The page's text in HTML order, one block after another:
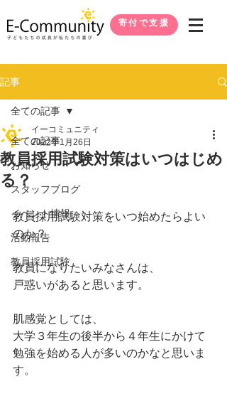
寄付で支援
記事
全ての記事
お知らせ
スタッフブログ
イベント情報
活動報告
教員採用試験
全ての記事
教員採用試験対策はいつはじめ
る？
イーコミュニティ
2022年1月26日
教員採用試験対策をいつ始めたらよい
のか？
教員になりたいみなさんは、
戸惑いがあると思います。
肌感覚としては、
大学３年生の後半から４年生にかけて
勉強を始める人が多いのかなと思いま
す。